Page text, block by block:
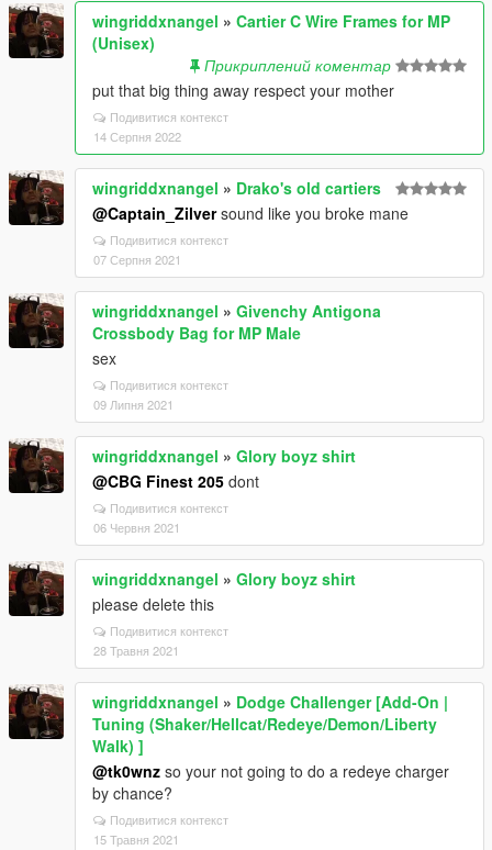
wingriddxnangel » Cartier C Wire Frames for MP
(Unisex)
Прикриплений коментар
put that big thing away respect your mother
Подивитися контекст
14 Серпня 2022
wingriddxnangel » Drako's old cartiers
@Captain_Zilversound like you broke mane
Подивитися контекст
07 Серпня 2021
wingriddxnangel » Givenchy Antigona
Crossbody Bag for MP Male
sex
Подивитися контекст
09 Липня 2021
wingriddxnangel » Glory boyz shirt
@CBG Finest 205 dont
Подивитися контекст
06 Червня 2021
wingriddxnangel » Glory boyz shirt
please delete this
Подивитися контекст
28 Травня 2021
wingriddxnangel » Dodge Challenger [Add-On |
Tuning (Shaker/Hellcat/Redeye/Demon/Liberty
Walk) ]
@tk0wnz so your not going to do a redeye charger
by chance?
Подивитися контекст
15 Травня 2021